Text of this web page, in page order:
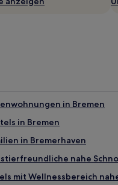
in Bremen
in Bremen
in Bremerhaven
nahe
mit Wellnessbereich